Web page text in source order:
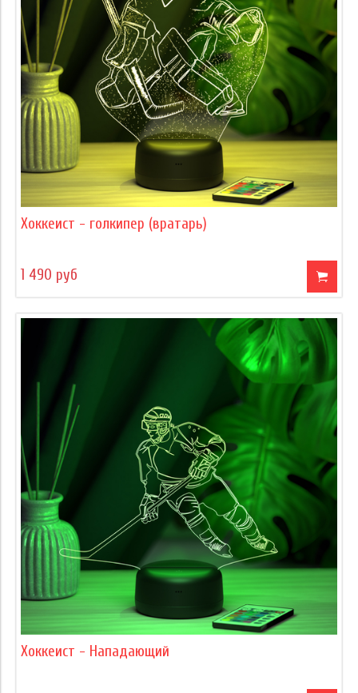
Хоккеист - голкипер (вратарь)
1 490 руб
Хоккеист - Нападающий